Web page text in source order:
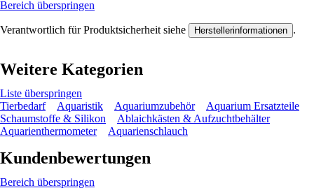
Bereich überspringen
Verantwortlich für Produktsicherheit siehe Herstellerinformationen .
Weitere Kategorien
Liste überspringen
Tierbedarf
Aquaristik Aquariumzubehör
Aquarium Ersatzteile
Schaumstoffe & Silikon
Ablaichkästen & Aufzuchtbehälter
Aquarienthermometer
Aquarienschlauch
Kundenbewertungen
Bereich überspringen